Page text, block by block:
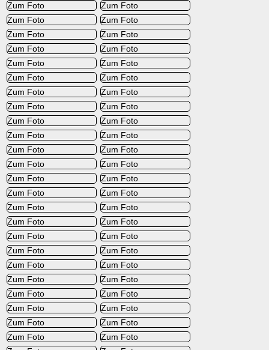
Zum Foto
Zum Foto
Zum Foto
Zum Foto
Zum Foto
Zum Foto
Zum Foto
Zum Foto
Zum Foto
Zum Foto
Zum Foto
Zum Foto
Zum Foto
Zum Foto
Zum Foto
Zum Foto
Zum Foto
Zum Foto
Zum Foto
Zum Foto
Zum Foto
Zum Foto
Zum Foto
Zum Foto
Zum Foto
Zum Foto
Zum Foto
Zum Foto
Zum Foto
Zum Foto
Zum Foto
Zum Foto
Zum Foto
Zum Foto
Zum Foto
Zum Foto
Zum Foto
Zum Foto
Zum Foto
Zum Foto
Zum Foto
Zum Foto
Zum Foto
Zum Foto
Zum Foto
Zum Foto
Zum Foto
Zum Foto